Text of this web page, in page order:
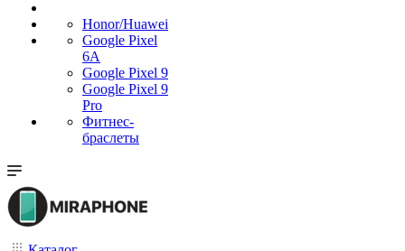
Honor/Huawei
Google Pixel
6A
Google Pixel 9
Google Pixel 9
Pro
Фитнес-
браслеты